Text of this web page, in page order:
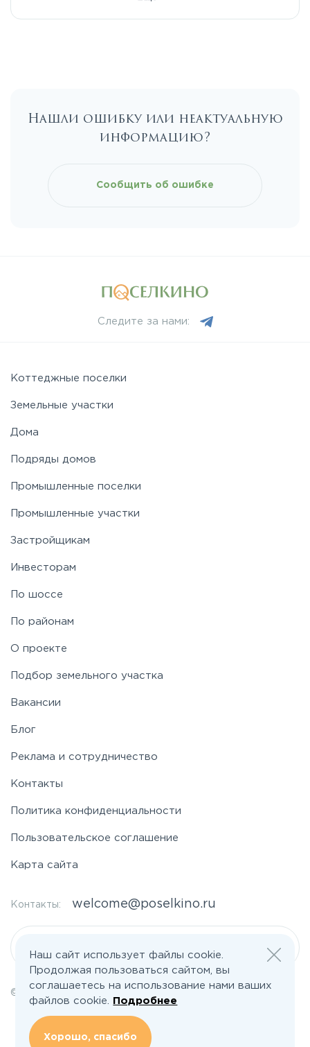
Каширское
Новорижское
Носовихинское
Рогачёвское
Таракановское
Щелковское
Нашли ошибку или неактуальную
информацию?
Сообщить об ошибке
Следите за нами:
Коттеджные поселки
Земельные участки
Дома
Подряды домов
Промышленные поселки
Промышленные участки
Застройщикам
Инвесторам
По шоссе
По районам
О проекте
Подбор земельного участка
Вакансии
Блог
Реклама и сотрудничество
Контакты
Политика конфиденциальности
Пользовательское соглашение
Карта сайта
Контакты: welcome@poselkino.ru
© 2026 Все права защищены | poselkino.ru
ИП Маслов Дмитрий Валерьевич
ИНН 503406273833
+79647266008
Наш сайт использует файлы cookie.
Продолжая пользоваться сайтом, вы
соглашаетесь на использование нами ваших
файлов cookie.
Подробнее
Хорошо, спасибо